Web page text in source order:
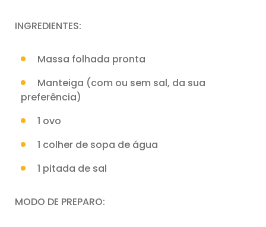
INGREDIENTES:
Massa folhada pronta
Manteiga (com ou sem sal, da sua
preferência)
1 ovo
1 colher de sopa de água
1 pitada de sal
MODO DE PREPARO: